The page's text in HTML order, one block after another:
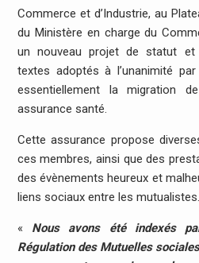
Commerce et d’Industrie, au
du Ministère en charge du
un nouveau projet de statut et
textes adoptés à l’unanimité
essentiellement la migration
assurance santé.
Cette assurance propose
ces membres, ainsi que des
des évènements heureux et
liens sociaux entre les mutualistes.
« Nous avons été indexés
Régulation des Mutuelles